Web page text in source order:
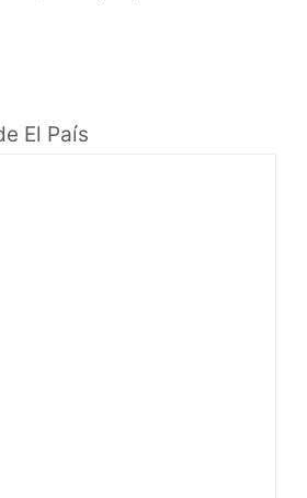
El País